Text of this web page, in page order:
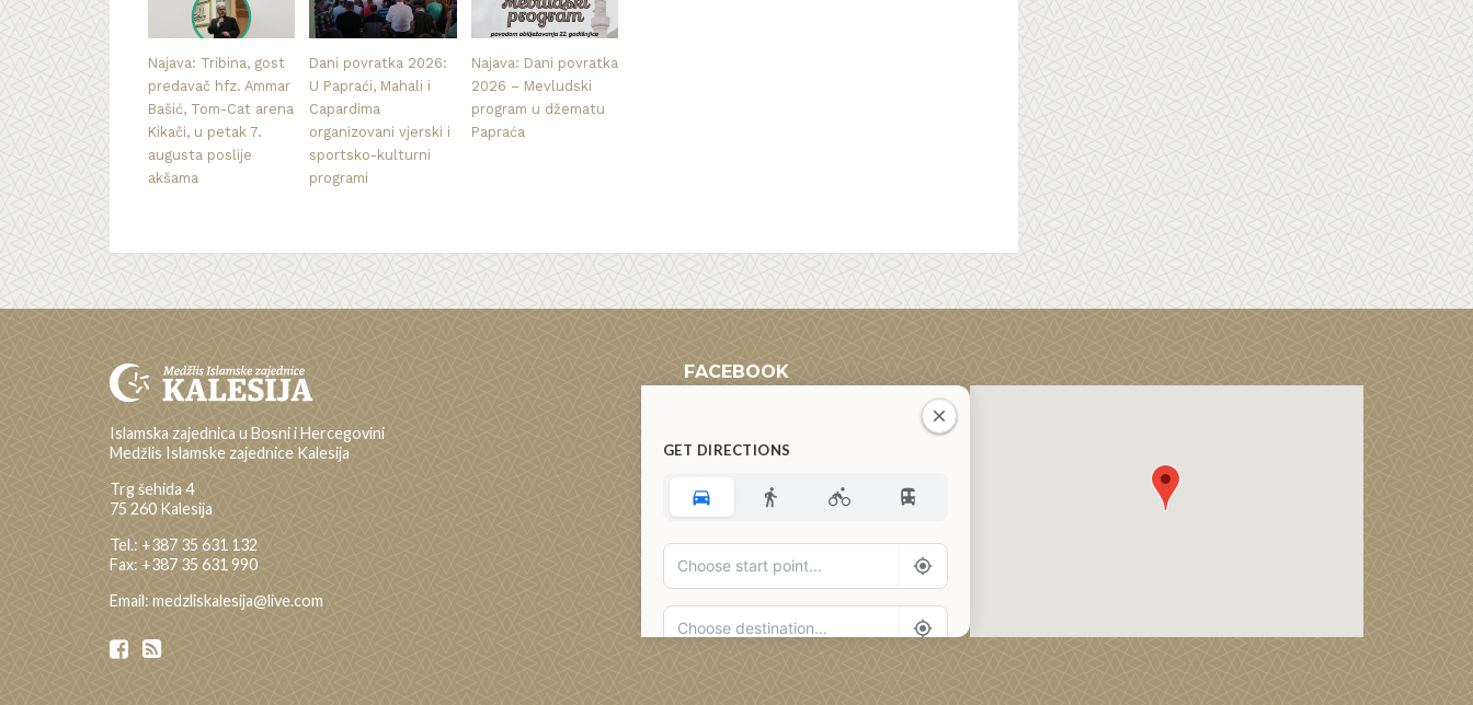
Najava: Tribina, gost
predavač hfz. Ammar
Bašić, Tom-Cat arena
Kikači, u petak 7.
augusta poslije
akšama
Dani povratka 2026:
U Papraći, Mahali i
Capardima
organizovani vjerski i
sportsko-kulturni
programi
Najava: Dani povratka
2026 – Mevludski
program u džematu
Papraća
Islamska zajednica u Bosni i Hercegovini
Medžlis Islamske zajednice Kalesija
Trg šehida 4
75 260 Kalesija
Tel.: +387 35 631 132
Fax: +387 35 631 990
Email: medzliskalesija@live.com
FACEBOOK
GET DIRECTIONS
Add Waypoint